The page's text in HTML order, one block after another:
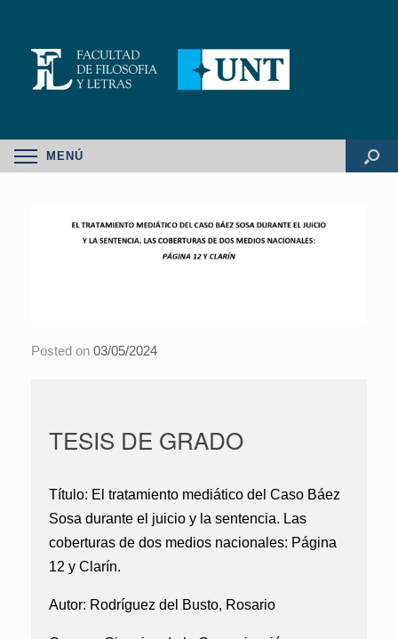
MENÚ
Posted on 03/05/2024
TESIS DE GRADO
Título: El tratamiento mediático del Caso Báez
Sosa durante el juicio y la sentencia. Las
coberturas de dos medios nacionales: Página
12 y Clarín.
Autor: Rodríguez del Busto, Rosario